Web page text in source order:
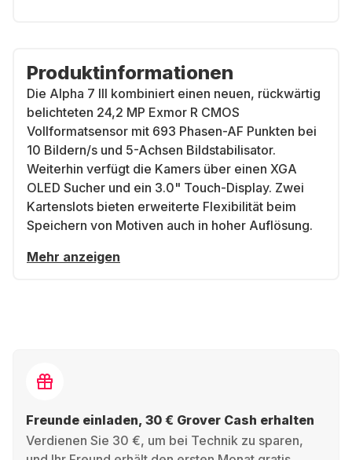
Produktinformationen
Die Alpha 7 III kombiniert einen neuen, rückwärtig
belichteten 24,2 MP Exmor R CMOS
Vollformatsensor mit 693 Phasen-AF Punkten bei
10 Bildern/s und 5-Achsen Bildstabilisator.
Weiterhin verfügt die Kamers über einen XGA
OLED Sucher und ein 3.0" Touch-Display. Zwei
Kartenslots bieten erweiterte Flexibilität beim
Speichern von Motiven auch in hoher Auflösung.
Mehr anzeigen
Freunde einladen, 30 € Grover Cash erhalten
Verdienen Sie 30 €, um bei Technik zu sparen,